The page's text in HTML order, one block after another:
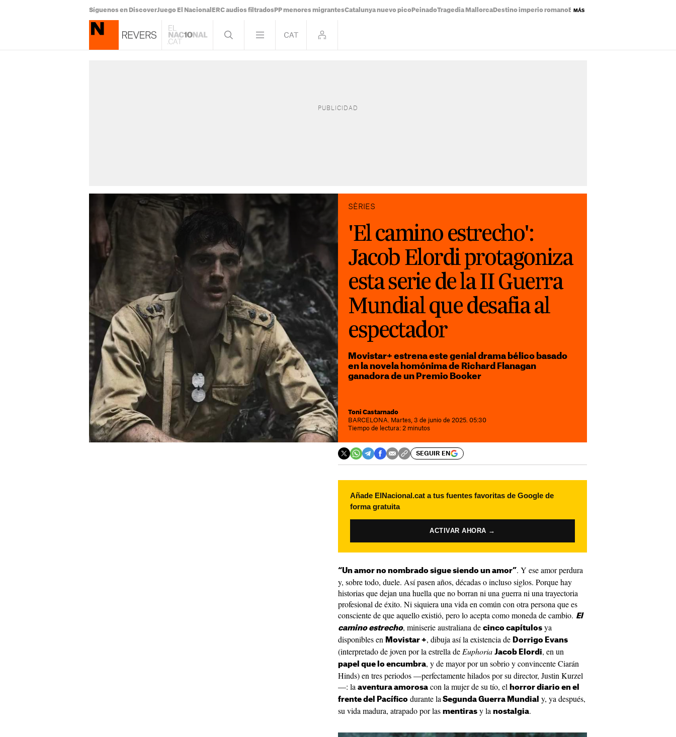
Síguenos en DiscoverJuego El Nacional ERC audios filtrados PP menores migrantesCatalunya nuevo pico PeinadoTragedia Mallorca Destino imperio romano Eclipse solar mapa
MÁS
SÈRIES
'El camino estrecho':
Jacob Elordi protagoniza
esta serie de la II Guerra
Mundial que desafia al
espectador
Movistar+ estrena este genial drama bélico basado
en la novela homónima de Richard Flanagan
ganadora de un Premio Booker
Toni Castarnado
BARCELONA. Martes, 3 de junio de 2025. 05:30
Tiempo de lectura: 2 minutos
SEGUIR EN
Añade ElNacional.cat a tus fuentes favoritas de Google de
forma gratuita
ACTIVAR AHORA →
“Un amor no nombrado sigue siendo un amor”. Y ese amor perdura
y, sobre todo, duele. Así pasen años, décadas o incluso siglos. Porque hay
historias que dejan una huella que no borran ni una guerra ni una trayectoria
profesional de éxito. Ni siquiera una vida en común con otra persona que es
consciente de que aquello existió, pero lo acepta como moneda de cambio. El
camino estrecho, miniserie australiana de cinco capítulos ya
disponibles en Movistar +, dibuja así la existencia de Dorrigo Evans
(interpretado de joven por la estrella de Euphoria Jacob Elordi, en un
papel que lo encumbra, y de mayor por un sobrio y convincente Ciarán
Hinds) en tres periodos —perfectamente hilados por su director, Justin Kurzel
—: la aventura amorosa con la mujer de su tío, el horror diario en el
frente del Pacífico durante la Segunda Guerra Mundial y, ya después,
su vida madura, atrapado por las mentiras y la nostalgia.